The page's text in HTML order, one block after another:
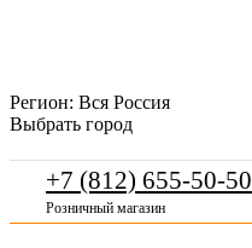
Регион: Вся Россия
Выбрать город
+7 (812) 655-50-50
Розничный магазин